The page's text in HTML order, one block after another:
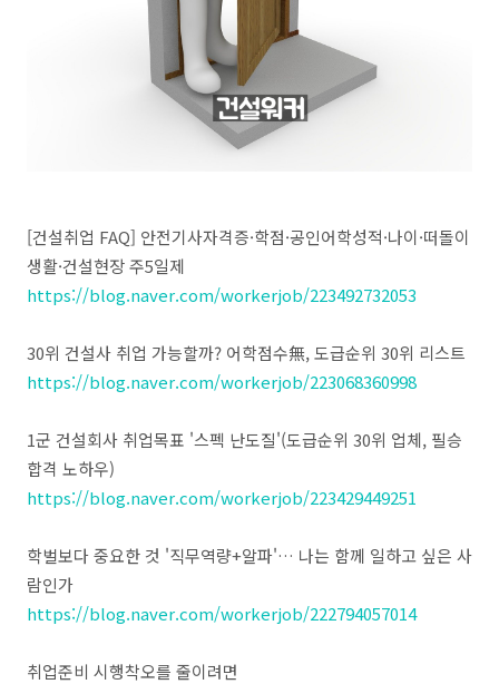
[건설취업 FAQ] 안전기사자격증·학점·공인어학성적·나이·떠돌이
생활·건설현장 주5일제
https://blog.naver.com/workerjob/223492732053
30위 건설사 취업 가능할까? 어학점수無, 도급순위 30위 리스트
https://blog.naver.com/workerjob/223068360998
1군 건설회사 취업목표 '스펙 난도질'(도급순위 30위 업체, 필승
합격 노하우)
https://blog.naver.com/workerjob/223429449251
학벌보다 중요한 것 '직무역량+알파'… 나는 함께 일하고 싶은 사
람인가
https://blog.naver.com/workerjob/222794057014
취업준비 시행착오를 줄이려면